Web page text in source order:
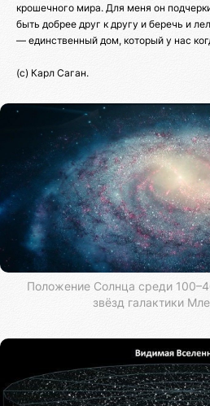
крошечного мира. Для меня он
быть добрее друг к другу и беречь и
— единственный дом, который у нас
(с) Карл Саган.
Положение Солнца среди
звёзд галактики